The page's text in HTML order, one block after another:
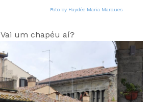
Foto by Haydée Maria Marques
Vai um chapéu aí?